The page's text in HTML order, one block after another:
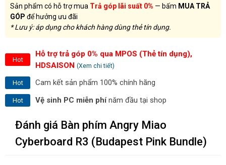
Sản phẩm có hỗ trợ mua Trả góp lãi suất 0% — bấm MUA TRẢ
GÓP để hưởng ưu đãi
* Lưu ý: áp dụng cho khách hàng dùng thẻ tín dụng.
Hot
Hỗ trợ trả góp 0% qua MPOS (Thẻ tín dụng),
HDSAISON (Xem chi tiết)
Hot Cam kết sản phẩm 100% chính hãng
Hot Vệ sinh PC miễn phínăm đầu tại shop
Đánh giá Bàn phím Angry Miao
Cyberboard R3 (Budapest Pink Bundle)